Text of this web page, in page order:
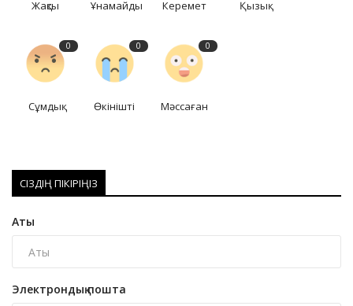
Жақсы Ұнамайды Керемет Қызық
0
Сұмдық
0
Өкінішті
0
Мәссаған
СІЗДІҢ ПІКІРІҢІЗ
Аты
Электрондық пошта